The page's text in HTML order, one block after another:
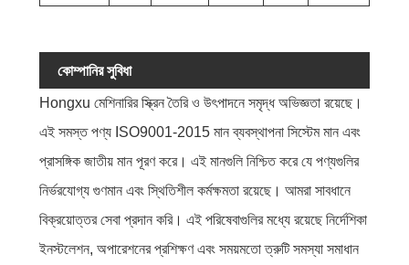
কোম্পানির সুবিধা
Hongxu মেশিনারির স্ক্রিন তৈরি ও উৎপাদনে সমৃদ্ধ অভিজ্ঞতা রয়েছে।
এই সমস্ত পণ্য ISO9001-2015 মান ব্যবস্থাপনা সিস্টেম মান এবং
প্রাসঙ্গিক জাতীয় মান পূরণ করে। এই মানগুলি নিশ্চিত করে যে পণ্যগুলির
নির্ভরযোগ্য গুণমান এবং স্থিতিশীল কর্মক্ষমতা রয়েছে। আমরা সাবধানে
বিক্রয়োত্তর সেবা প্রদান করি। এই পরিষেবাগুলির মধ্যে রয়েছে নির্দেশিকা
ইনস্টলেশন, অপারেশনের প্রশিক্ষণ এবং সময়মতো ত্রুটি সমস্যা সমাধান